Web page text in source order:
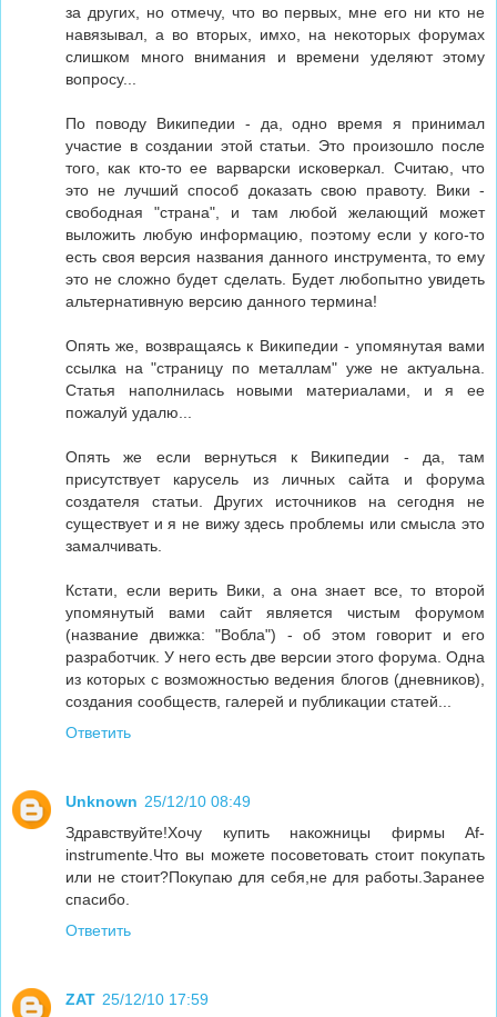
за других, но отмечу, что во первых, мне его ни кто не
навязывал, а во вторых, имхо, на некоторых форумах
слишком много внимания и времени уделяют этому
вопросу...
По поводу Википедии - да, одно время я принимал
участие в создании этой статьи. Это произошло после
того, как кто-то ее варварски исковеркал. Считаю, что
это не лучший способ доказать свою правоту. Вики -
свободная "страна", и там любой желающий может
выложить любую информацию, поэтому если у кого-то
есть своя версия названия данного инструмента, то ему
это не сложно будет сделать. Будет любопытно увидеть
альтернативную версию данного термина!
Опять же, возвращаясь к Википедии - упомянутая вами
ссылка на "страницу по металлам" уже не актуальна.
Статья наполнилась новыми материалами, и я ее
пожалуй удалю...
Опять же если вернуться к Википедии - да, там
присутствует карусель из личных сайта и форума
создателя статьи. Других источников на сегодня не
существует и я не вижу здесь проблемы или смысла это
замалчивать.
Кстати, если верить Вики, а она знает все, то второй
упомянутый вами сайт является чистым форумом
(название движка: "Вобла") - об этом говорит и его
разработчик. У него есть две версии этого форума. Одна
из которых с возможностью ведения блогов (дневников),
создания сообществ, галерей и публикации статей...
Ответить
Unknown 25/12/10 08:49
Здравствуйте!Хочу купить накожницы фирмы Af-
instrumente.Что вы можете посоветовать стоит покупать
или не стоит?Покупаю для себя,не для работы.Заранее
спасибо.
Ответить
ZAT 25/12/10 17:59